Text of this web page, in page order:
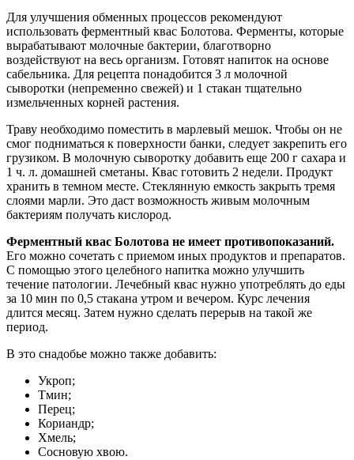
Для улучшения обменных процессов рекомендуют
использовать ферментный квас Болотова. Ферменты, которые
вырабатывают молочные бактерии, благотворно
воздействуют на весь организм. Готовят напиток на основе
сабельника. Для рецепта понадобится 3 л молочной
сыворотки (непременно свежей) и 1 стакан тщательно
измельченных корней растения.
Траву необходимо поместить в марлевый мешок. Чтобы он не
смог подниматься к поверхности банки, следует закрепить его
грузиком. В молочную сыворотку добавить еще 200 г сахара и
1 ч. л. домашней сметаны. Квас готовить 2 недели. Продукт
хранить в темном месте. Стеклянную емкость закрыть тремя
слоями марли. Это даст возможность живым молочным
бактериям получать кислород.
Ферментный квас Болотова не имеет противопоказаний.
Его можно сочетать с приемом иных продуктов и препаратов.
С помощью этого целебного напитка можно улучшить
течение патологии. Лечебный квас нужно употреблять до еды
за 10 мин по 0,5 стакана утром и вечером. Курс лечения
длится месяц. Затем нужно сделать перерыв на такой же
период.
В это снадобье можно также добавить:
Укроп;
Тмин;
Перец;
Кориандр;
Хмель;
Сосновую хвою.